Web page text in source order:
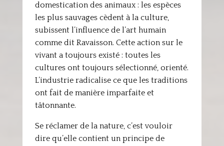
domestication des animaux : les espèces
les plus sauvages cèdent à la culture,
subissent l’influence de l’art humain
comme dit Ravaisson. Cette action sur le
vivant a toujours existé : toutes les
cultures ont toujours sélectionné, orienté.
L’industrie radicalise ce que les traditions
ont fait de manière imparfaite et
tâtonnante.
Se réclamer de la nature, c’est vouloir
dire qu’elle contient un principe de